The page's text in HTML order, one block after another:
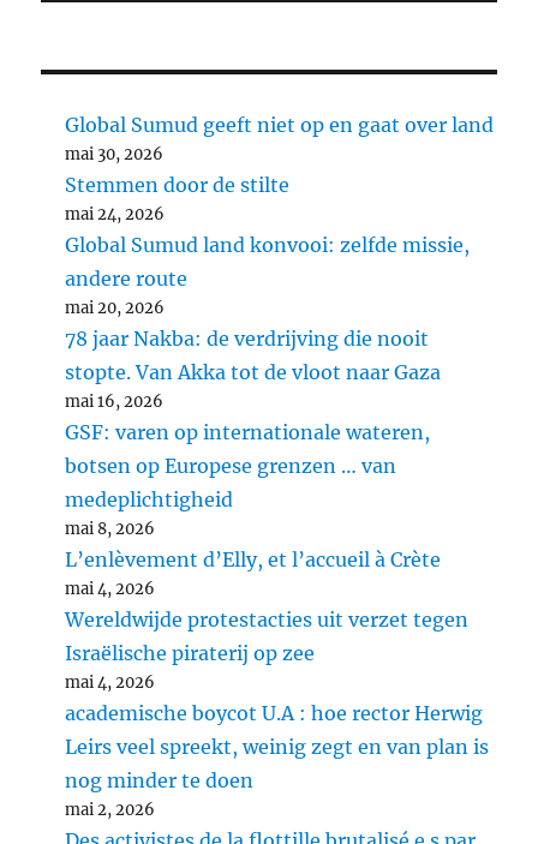
Global Sumud geeft niet op en gaat over land
mai 30, 2026
Stemmen door de stilte
mai 24, 2026
Global Sumud land konvooi: zelfde missie,
andere route
mai 20, 2026
78 jaar Nakba: de verdrijving die nooit
stopte. Van Akka tot de vloot naar Gaza
mai 16, 2026
GSF: varen op internationale wateren,
botsen op Europese grenzen … van
medeplichtigheid
mai 8, 2026
L’enlèvement d’Elly, et l’accueil à Crète
mai 4, 2026
Wereldwijde protestacties uit verzet tegen
Israëlische piraterij op zee
mai 4, 2026
academische boycot U.A : hoe rector Herwig
Leirs veel spreekt, weinig zegt en van plan is
nog minder te doen
mai 2, 2026